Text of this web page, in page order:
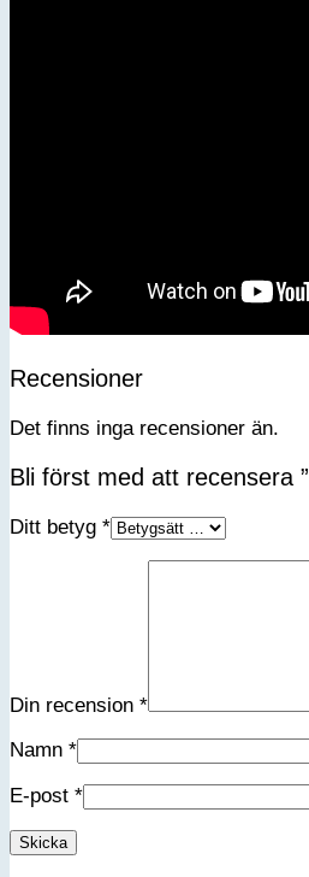
Recensioner
Det finns inga recensioner än.
Bli först med att recensera
Ditt betyg *
Din recension *
Namn *
E-post *